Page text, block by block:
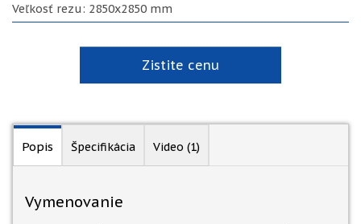
Veľkosť rezu: 2850x2850 mm
Zistite cenu
Popis Špecifikácia Video (1)
Vymenovanie